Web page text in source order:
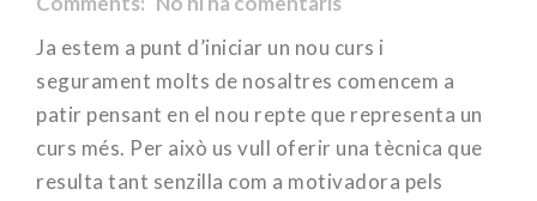
Ja estem a punt d’iniciar un nou curs i
segurament molts de nosaltres comencem a
patir pensant en el nou repte que representa un
curs més. Per això us vull oferir una tècnica que
resulta tant senzilla com a motivadora pels